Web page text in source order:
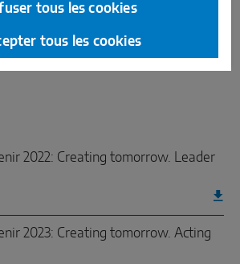
2022: Creating tomorrow. Leader
2023: Creating tomorrow. Acting
tous les cookies
tous les cookies